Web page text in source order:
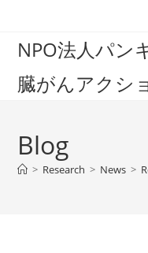
contentNPO法人パン
臓がんアクシ
Blog
> Research > News >